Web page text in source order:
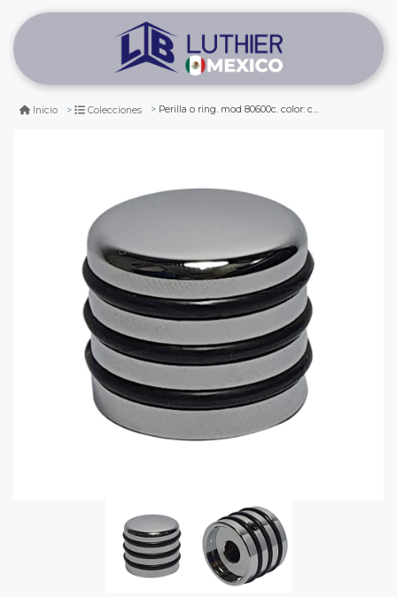
Inicio Colecciones Perilla o ring. mod 80600c. color: chrome